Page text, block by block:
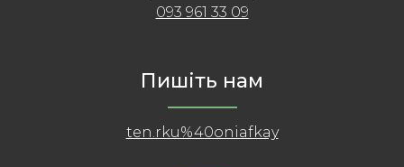
093 961 33 09
Пишіть нам
ten.rku%40oniafkay